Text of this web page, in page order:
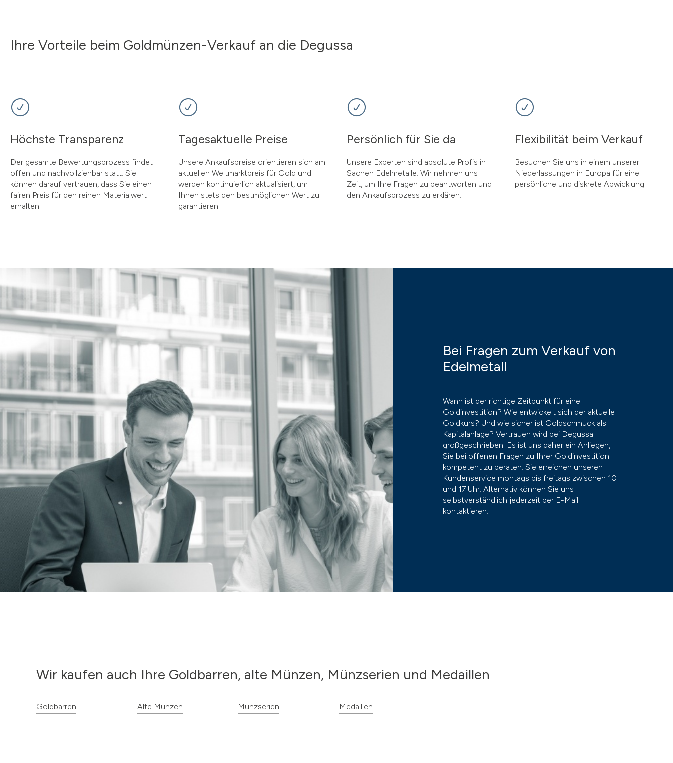
Ihre Vorteile beim Goldmünzen-Verkauf an die Degussa
Höchste Transparenz
Der gesamte Bewertungsprozess findet
offen und nachvollziehbar statt. Sie
können darauf vertrauen, dass Sie einen
fairen Preis für den reinen Materialwert
erhalten.
Tagesaktuelle Preise
Unsere Ankaufspreise orientieren sich am
aktuellen Weltmarktpreis für Gold und
werden kontinuierlich aktualisiert, um
Ihnen stets den bestmöglichen Wert zu
garantieren.
Persönlich für Sie da
Unsere Experten sind absolute Profis in
Sachen Edelmetalle. Wir nehmen uns
Zeit, um Ihre Fragen zu beantworten und
den Ankaufsprozess zu erklären.
Flexibilität beim Verkauf
Besuchen Sie uns in einem unserer
Niederlassungen in Europa für eine
persönliche und diskrete Abwicklung.
Bei Fragen zum Verkauf von
Edelmetall
Wann ist der richtige Zeitpunkt für eine
Goldinvestition? Wie entwickelt sich der aktuelle
Goldkurs? Und wie sicher ist Goldschmuck als
Kapitalanlage? Vertrauen wird bei Degussa
großgeschrieben. Es ist uns daher ein Anliegen,
Sie bei offenen Fragen zu Ihrer Goldinvestition
kompetent zu beraten. Sie erreichen unseren
Kundenservice montags bis freitags zwischen 10
und 17 Uhr. Alternativ können Sie uns
selbstverständlich jederzeit per E-Mail
kontaktieren.
Wir kaufen auch Ihre Goldbarren, alte Münzen, Münzserien und Medaillen
Goldbarren Alte Münzen Münzserien Medaillen